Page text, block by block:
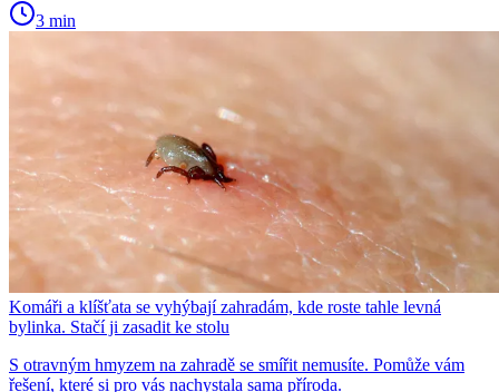
3 min
Komáři a klíšťata se vyhýbají zahradám, kde roste tahle levná
bylinka. Stačí ji zasadit ke stolu
S otravným hmyzem na zahradě se smířit nemusíte. Pomůže vám
řešení, které si pro vás nachystala sama příroda.